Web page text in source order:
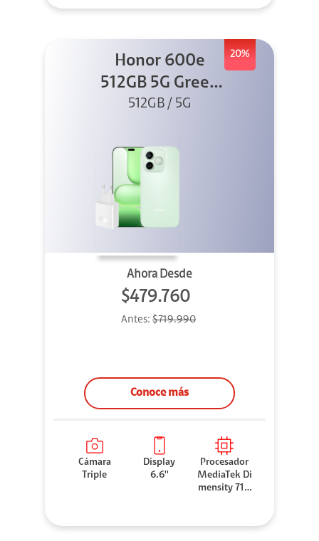
20%
Honor 600e
512GB 5G Green
+ 45W
512GB / 5G
Ahora Desde
$479.760
Antes: $719.990
Conoce más
Cámara
Triple
Display
6.6''
Procesador
MediaTek Di
mensity 710